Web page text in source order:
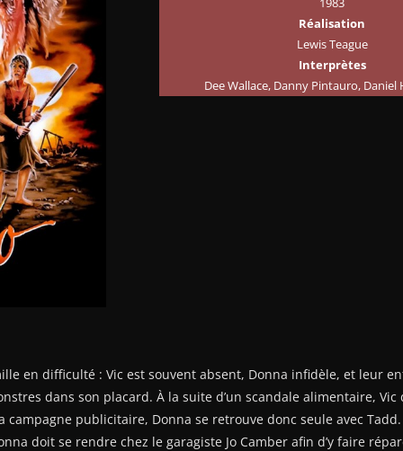
Réalisation
Lewis Teague
Interprètes
Dee Wallace, Danny Pintauro, Daniel
en difficulté : Vic est souvent absent, Donna infidèle, et leur
dans son placard. À la suite d’un scandale alimentaire, Vic
publicitaire, Donna se retrouve donc seule avec Tadd.
doit se rendre chez le garagiste Jo Camber afin d’y faire